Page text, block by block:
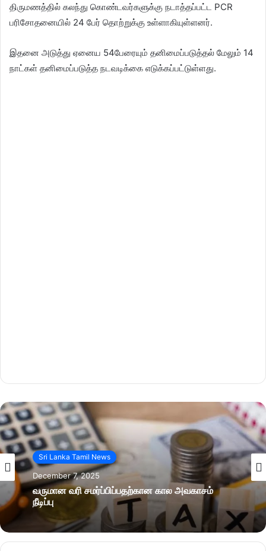
திருமணத்தில் கலந்து கொண்டவர்களுக்கு நடாத்தப்பட்ட PCR
பரிசோதனையில் 24 பேர் தொற்றுக்கு உள்ளாகியுள்ளனர்.
இதனை அடுத்து ஏனைய 54பேரையும் தனிமைப்படுத்தல் மேலும் 14
நாட்கள் தனிமைப்படுத்த நடவடிக்கை எடுக்கப்பட்டுள்ளது.
Sri Lanka Tamil News
December 7, 2025
வருமான வரி சமர்ப்பிப்பதற்கான கால அவகாசம்
நீடிப்பு